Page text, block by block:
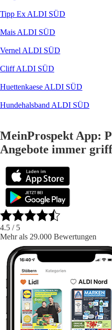
Tipp Ex ALDI SÜD
Mais ALDI SÜD
Vernel ALDI SÜD
Cliff ALDI SÜD
Huettenkaese ALDI SÜD
Hundehalsband ALDI SÜD
MeinProspekt App:
Angebote immer
4.5 / 5
Mehr als 29.000 Bewertungen